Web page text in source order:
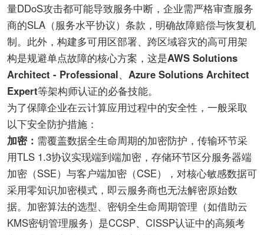
量DDoS攻击都可能导致服务中断，企业需严格审查服务
商的SLA（服务水平协议）条款，明确故障赔偿与恢复机
制。此外，构建多可用区部署、跨区域容灾的高可用架
构是规避单点故障的核心方案，这是AWS Solutions
Architect - Professional、 Azure Solutions Architect
Expert等架构师认证的必备技能。
为了保障企业在云计算应用过程中的安全性，一般采取
以下安全防护措施：
加密： 需覆盖数据全生命周期的加密防护，传输环节采
用TLS 1.3协议实现端到端加密，存储环节区分服务器端
加密（SSE）与客户端加密（CSE），对核心敏感数据可
采用零知识加密模式，即云服务商也无法解密原始数
据。加密算法的选型、密钥全生命周期管理（如借助云
KMS密钥管理服务）是CCSP、CISSP认证中的高频考